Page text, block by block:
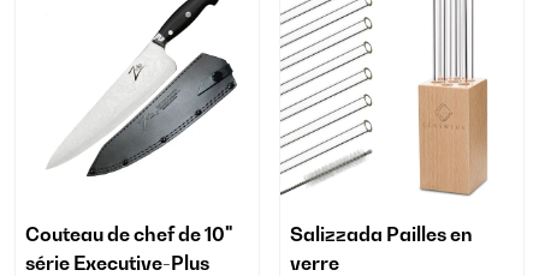
Couteau de chef de 10"
série Executive-Plus
Salizzada Pailles en
verre